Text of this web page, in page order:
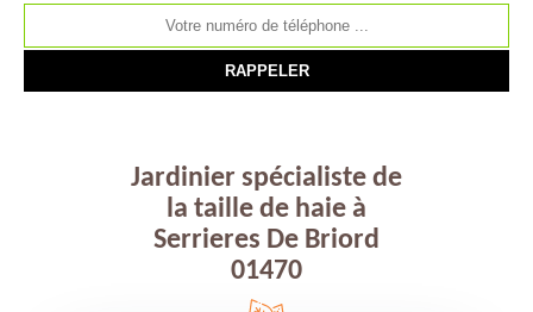
Jardinier spécialiste de
la taille de haie à
Serrieres De Briord
01470